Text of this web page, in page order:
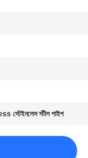
স্টেইনলেস স্টীল পাইপ